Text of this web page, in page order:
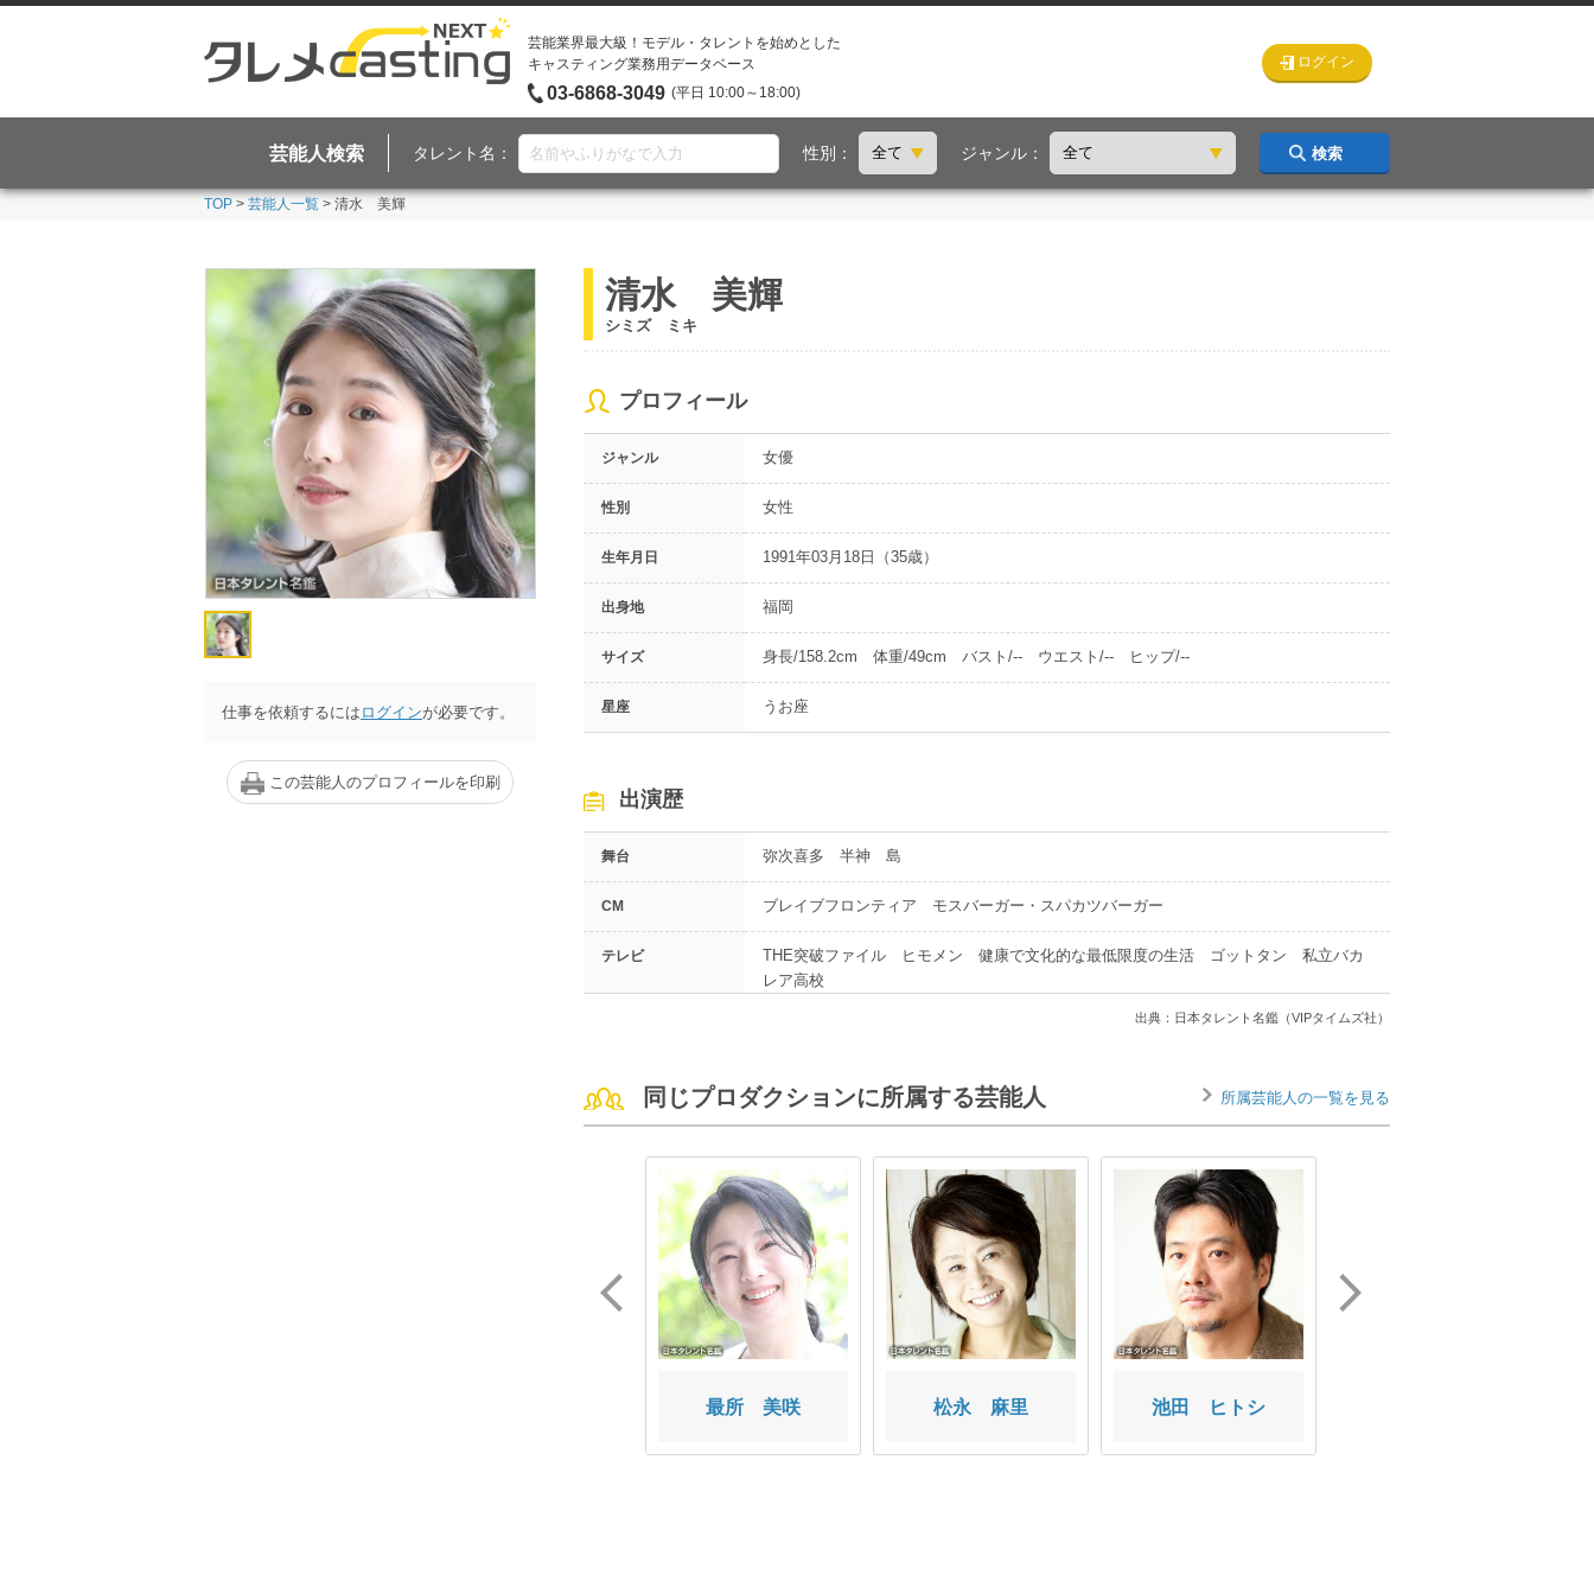
芸能業界最大級！モデル・タレントを始めとした
キャスティング業務用データベース
03-6868-3049 (平日 10:00～18:00)
ログイン
芸能人検索 タレント名： 性別： ジャンル： 検索
TOP > 芸能人一覧 > 清水 美輝
仕事を依頼するには ログインが必要です。
この芸能人のプロフィールを印刷
清水 美輝
シミズ ミキ
プロフィール
ジャンル 女優
性別 女性
生年月日 1991年03月18日（35歳）
出身地 福岡
サイズ 身長/158.2cm 体重/49cm バスト/-- ウエスト/-- ヒップ/--
星座 うお座
出演歴
舞台 弥次喜多 半神 島
CM ブレイブフロンティア モスバーガー・スパカツバーガー
テレビ
THE突破ファイル ヒモメン 健康で文化的な最低限度の生活 ゴットタン 私立バカ
レア高校
出典：日本タレント名鑑（VIPタイムズ社）
同じプロダクションに所属する芸能人 所属芸能人の一覧を見る
最所 美咲 松永 麻里 池田 ヒトシ